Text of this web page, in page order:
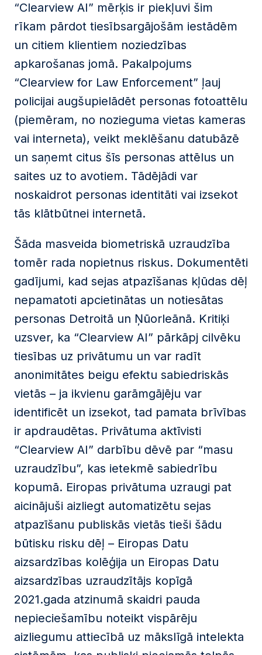
“Clearview AI” mērķis ir piekļuvi šim
rīkam pārdot tiesībsargājošām iestādēm
un citiem klientiem noziedzības
apkarošanas jomā. Pakalpojums
“Clearview for Law Enforcement” ļauj
policijai augšupielādēt personas fotoattēlu
(piemēram, no nozieguma vietas kameras
vai interneta), veikt meklēšanu datubāzē
un saņemt citus šīs personas attēlus un
saites uz to avotiem. Tādējādi var
noskaidrot personas identitāti vai izsekot
tās klātbūtnei internetā.
Šāda masveida biometriskā uzraudzība
tomēr rada nopietnus riskus. Dokumentēti
gadījumi, kad sejas atpazīšanas kļūdas dēļ
nepamatoti apcietinātas un notiesātas
personas Detroitā un Ņūorleānā. Kritiķi
uzsver, ka “Clearview AI” pārkāpj cilvēku
tiesības uz privātumu un var radīt
anonimitātes beigu efektu sabiedriskās
vietās – ja ikvienu garāmgājēju var
identificēt un izsekot, tad pamata brīvības
ir apdraudētas. Privātuma aktīvisti
“Clearview AI” darbību dēvē par “masu
uzraudzību”, kas ietekmē sabiedrību
kopumā. Eiropas privātuma uzraugi pat
aicinājuši aizliegt automatizētu sejas
atpazīšanu publiskās vietās tieši šādu
būtisku risku dēļ – Eiropas Datu
aizsardzības kolēģija un Eiropas Datu
aizsardzības uzraudzītājs kopīgā
2021.gada atzinumā skaidri pauda
nepieciešamību noteikt vispārēju
aizliegumu attiecībā uz mākslīgā intelekta